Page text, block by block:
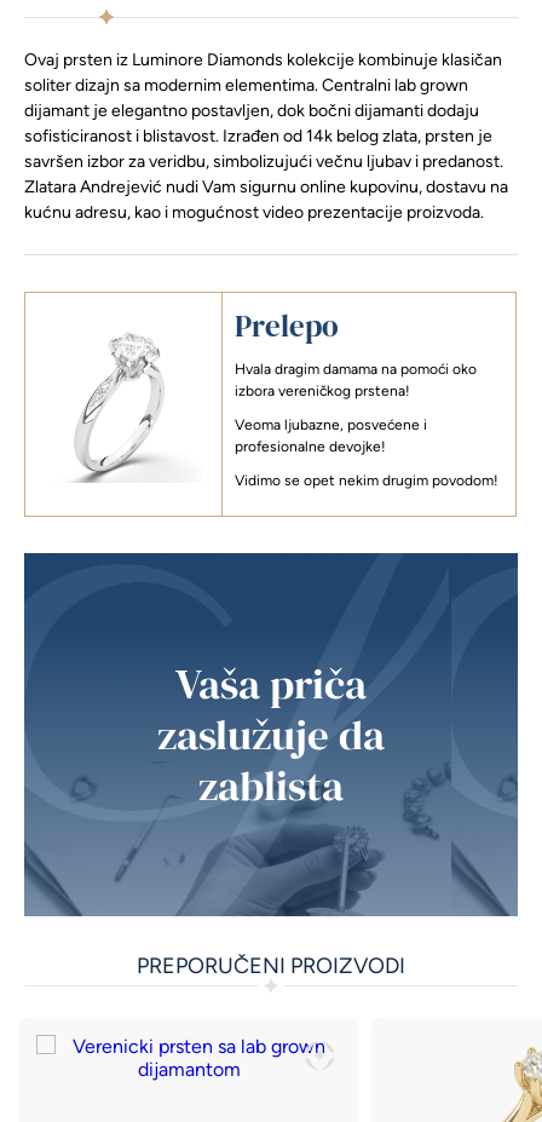
Ovaj prsten iz Luminore Diamonds kolekcije kombinuje klasičan
soliter dizajn sa modernim elementima. Centralni lab grown
dijamant je elegantno postavljen, dok bočni dijamanti dodaju
sofisticiranost i blistavost. Izrađen od 14k belog zlata, prsten je
savršen izbor za veridbu, simbolizujući večnu ljubav i predanost.
Zlatara Andrejević nudi Vam sigurnu online kupovinu, dostavu na
kućnu adresu, kao i mogućnost video prezentacije proizvoda.
Prelepo
Hvala dragim damama na pomoći oko
izbora vereničkog prstena!
Veoma ljubazne, posvećene i
profesionalne devojke!
Vidimo se opet nekim drugim povodom!
Vaša priča
zaslužuje da
zablista
PREPORUČENI PROIZVODI